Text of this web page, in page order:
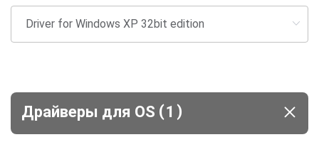
Драйверы для ОS (1 )